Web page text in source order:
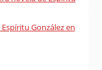
González en